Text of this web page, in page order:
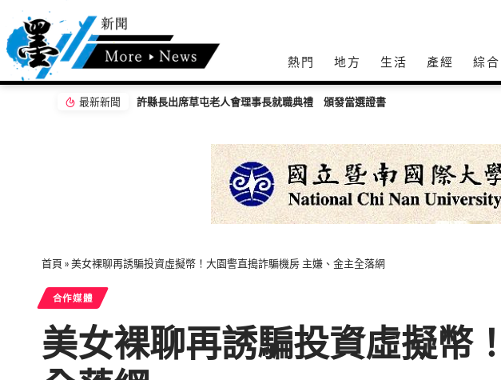
熱門 地方 生活 產經 綜合
最新新聞 領200萬裝修房屋 警方細問識破詐騙話術
首頁 »美女裸聊再誘騙投資虛擬幣！大園警直搗詐騙機房 主嫌、金主全落網
合作媒體
美女裸聊再誘騙投資虛擬幣